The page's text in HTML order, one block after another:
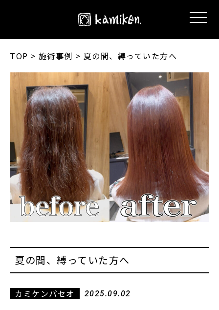
TOP > 施術事例 > 夏の間、縛っていた方へ
夏の間、縛っていた方へ
カミケンパセオ 2025.09.02